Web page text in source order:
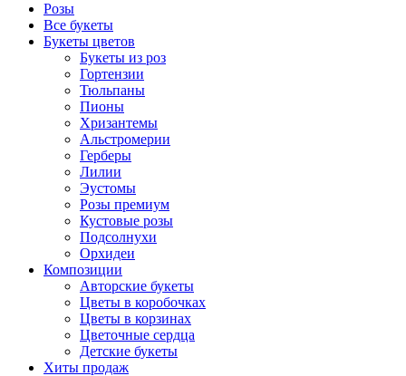
Розы
Все букеты
Букеты цветов
Букеты из роз
Гортензии
Тюльпаны
Пионы
Хризантемы
Альстромерии
Герберы
Лилии
Эустомы
Розы премиум
Кустовые розы
Подсолнухи
Орхидеи
Композиции
Авторские букеты
Цветы в коробочках
Цветы в корзинах
Цветочные сердца
Детские букеты
Хиты продаж